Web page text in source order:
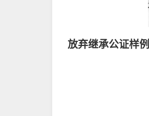
放弃继承公证样例